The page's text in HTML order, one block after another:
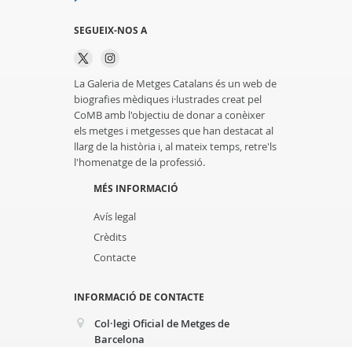
SEGUEIX-NOS A
La Galeria de Metges Catalans és un web de
biografies mèdiques i·lustrades creat pel
CoMB amb l'objectiu de donar a conèixer
els metges i metgesses que han destacat al
llarg de la història i, al mateix temps, retre'ls
l'homenatge de la professió.
MÉS INFORMACIÓ
Avís legal
Crèdits
Contacte
INFORMACIÓ DE CONTACTE
Col·legi Oficial de Metges de
Barcelona